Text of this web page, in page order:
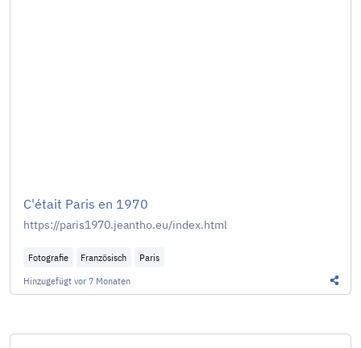
C'était Paris en 1970
https://paris1970.jeantho.eu/index.html
Fotografie Französisch
Paris
Hinzugefügt vor 7 Monaten